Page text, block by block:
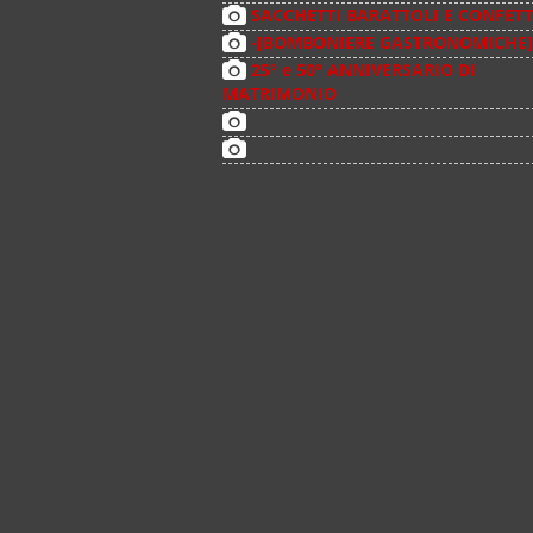
SACCHETTI BARATTOLI E
-[BOMBONIERE
25° e 50° ANNIVERSARIO DI
MATRIMONIO